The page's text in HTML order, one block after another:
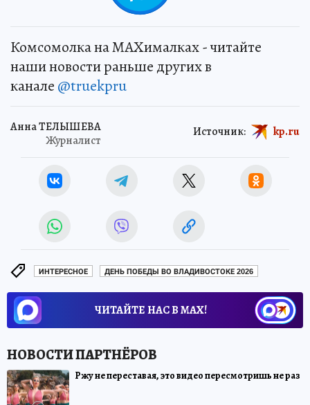
Комсомолка на MAXималках - читайте
наши новости раньше других в
канале @truekpru
Анна ТЕЛЫШЕВА
Журналист
Источник: kp.ru
ИНТЕРЕСНОЕ ДЕНЬ ПОБЕДЫ ВО ВЛАДИВОСТОКЕ 2026
ЧИТАЙТЕ НАС В МАХ!
Ржу не переставая, это видео пересмотришь не раз